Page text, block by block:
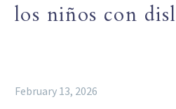
los niños con
February 13, 2026